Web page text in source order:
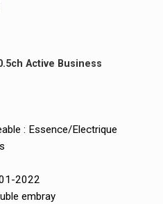
Active Business
: Essence/Electrique
2022
embray